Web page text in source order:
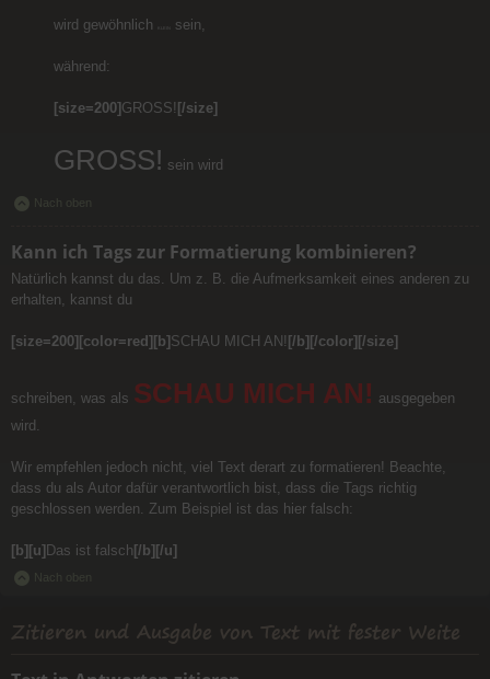
wird gewöhnlich sein,
während:
[size=200] GROSS! [/size]
GROSS! sein wird
Nach oben
Kann ich Tags zur Formatierung kombinieren?
Natürlich kannst du das. Um z. B. die Aufmerksamkeit eines anderen zu
erhalten, kannst du
[size=200][color=red][b] SCHAU MICH AN! [/b][/color][/size]
schreiben, was als SCHAU MICH AN! ausgegeben
wird.
Wir empfehlen jedoch nicht, viel Text derart zu formatieren! Beachte,
dass du als Autor dafür verantwortlich bist, dass die Tags richtig
geschlossen werden. Zum Beispiel ist das hier falsch:
[b][u] Das ist falsch [/b][/u]
Nach oben
Zitieren und Ausgabe von Text mit fester Weite